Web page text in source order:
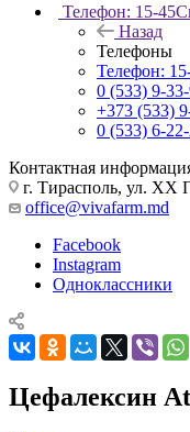
Телефон: 15-45
Назад
Телефоны
Телефон:
0 (533) 9-
+373 (533)
0 (533) 6-
Контактная
г. Тирасполь, ул. ХХ
office@vivafarm.md
Facebook
Instagram
Одноклассники
Цефалексин